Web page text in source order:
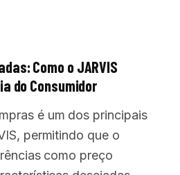
Como o JARVIS
do Consumidor
é um dos principais
permitindo que o
como preço